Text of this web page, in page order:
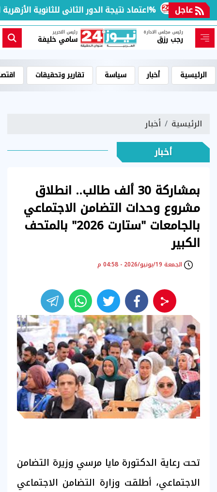
عاجل اعتماد نتيجة الدور الثانى للثانوية الأزهرية لمعاهد فلسطين بنسبة نجاح 97.7%
رئيس مجلس الادارة
رجب رزق
رئيس التحرير
سامي خليفة
الرئيسية أخبار سياسة تقارير وتحقيقات
الرئيسية أخبار
أخبار
بمشاركة 30 ألف طالب.. انطلاق
مشروع وحدات التضامن الاجتماعي
بالجامعات "ستارت 2026" بالمتحف
الكبير
الجمعة 19/يونيو/2026 - 04:58 م
تحت رعاية الدكتورة مايا مرسي وزيرة التضامن
الاجتماعي، أطلقت وزارة التضامن الاجتماعي